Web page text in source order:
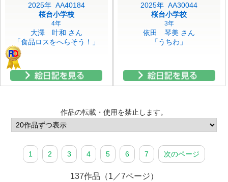
2025年 AA40184
桜台小学校
4年
大澤 叶和 さん
「食品ロスをへらそう！」
2025年 AA30044
桜台小学校
3年
依田 琴美 さん
「うちわ」
作品の転載・使用を禁止します。
1 2 3 4 5 6 7 次のページ
137作品（1／7ページ）